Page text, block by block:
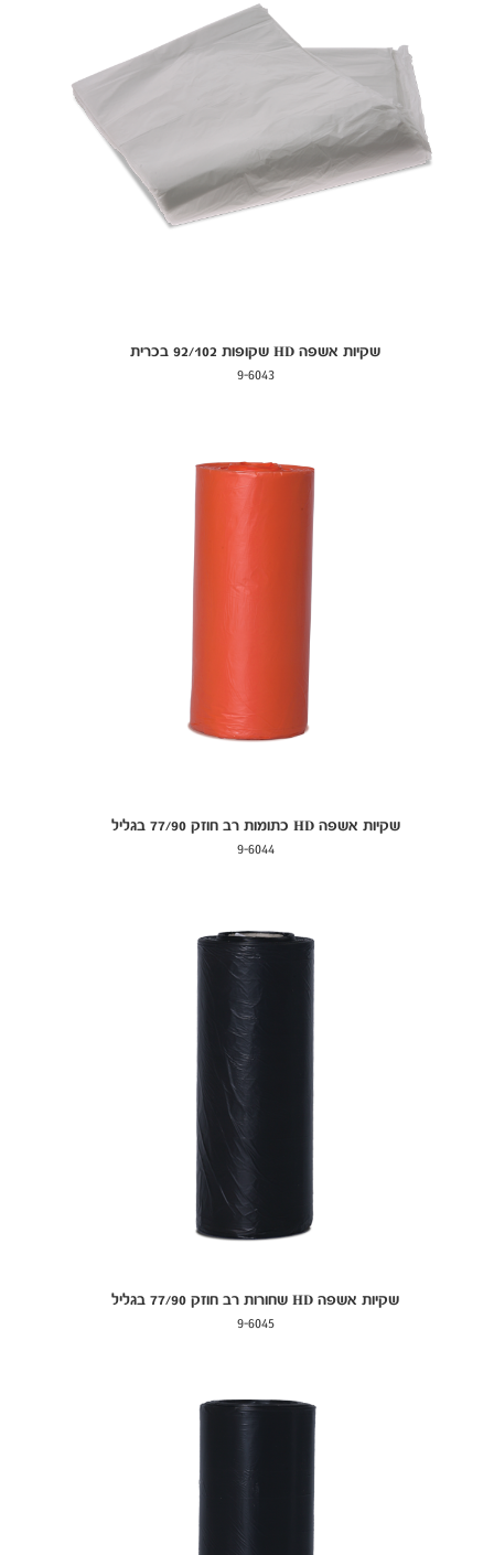
שקיות אשפה HD שקופות 92/102 בכרית
9-6043
שקיות אשפה HD כתומות רב חוזק 77/90 בגליל
9-6044
שקיות אשפה HD שחורות רב חוזק 77/90 בגליל
9-6045